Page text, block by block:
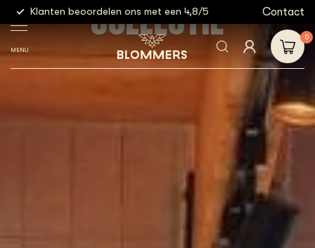
Klanten beoordelen ons met een 4,8/5 Gratis
Contact
MENU
0
COLLECTIE